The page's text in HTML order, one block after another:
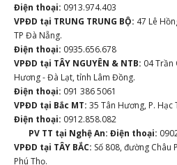
Điện thoại: 0913.974.403
VPĐD tại TRUNG TRUNG BỘ: 47 Lê
TP Đà Nẵng.
Điện thoại: 0935.656.678
VPĐD tại TÂY NGUYÊN & NTB: 04 Trần
Hương - Đà Lạt, tỉnh Lâm Đồng.
Điện thoại: 091 386 5061
VPĐD tại Bắc MT: 35 Tân Hương, P. Hạc
Điện thoại: 0912.858.082
PV TT tại Nghệ An: Điện thoại:
VPĐD tại TÂY BẮC: Số 808, đường Châu
Phú Thọ.